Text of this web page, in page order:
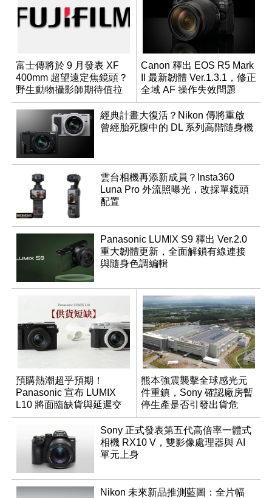
富士傳將於 9 月發表 XF
400mm 超望遠定焦鏡頭？
野生動物攝影師期待值拉
滿
Canon 釋出 EOS R5 Mark
II 最新韌體 Ver.1.3.1，修正
全域 AF 操作失效問題
經典計畫大復活？Nikon 傳將重啟
曾經胎死腹中的 DL 系列高階隨身機
雲台相機再添新成員？Insta360
Luna Pro 外流照曝光，改採單鏡頭
配置
Panasonic LUMIX S9 釋出 Ver.2.0
重大韌體更新，全面解鎖有線連接
與隨身色調編輯
預購熱潮超乎預期！
Panasonic 宣布 LUMIX
L10 將面臨缺貨與延遲交
貨時間
熊本強震襲擊全球感光元
件重鎮，Sony 確認廠房暫
停生產是否引發出貨危
機？
Sony 正式發表第五代高倍率一體式
相機 RX10 V，雙影像處理器與 AI
單元上身
Nikon 未來新品推測藍圖：全片幅